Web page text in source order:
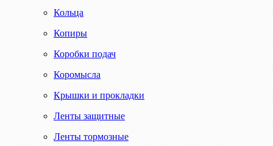
Кольца
Копиры
Коробки подач
Коромысла
Крышки и прокладки
Ленты защитные
Ленты тормозные